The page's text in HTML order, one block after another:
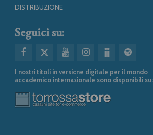
DISTRIBUZIONE
Seguici su:
I nostri titoli in versione digitale per il mondo
accademico internazionale sono disponibili su: